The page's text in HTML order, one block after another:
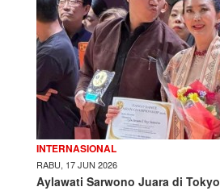
INTERNASIONAL
RABU, 17 JUN 2026
Aylawati Sarwono Juara di Tokyo